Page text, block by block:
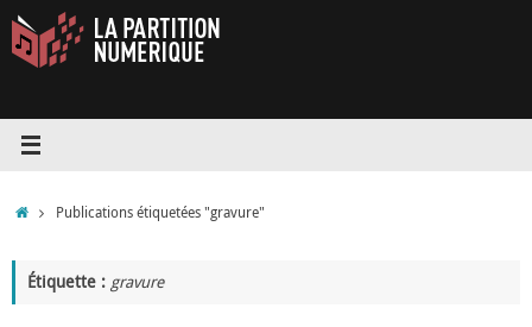
Passer
contenu
AccueilPublications étiquetées "gravure"
Étiquette : gravure